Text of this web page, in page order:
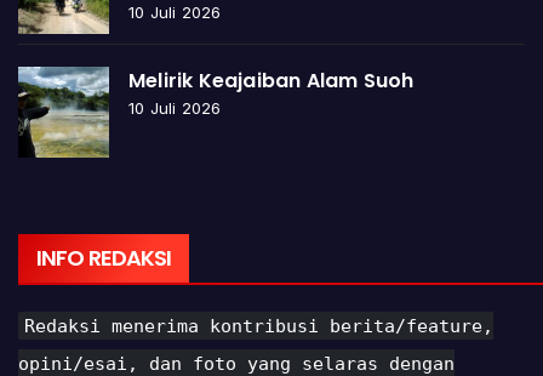
10 Juli 2026
Melirik Keajaiban Alam Suoh
10 Juli 2026
INFO REDAKSI
Redaksi menerima kontribusi berita/feature,
opini/esai, dan foto yang selaras dengan